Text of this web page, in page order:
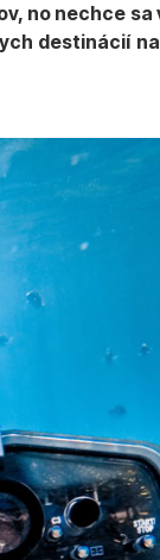
no nechce
destinácií